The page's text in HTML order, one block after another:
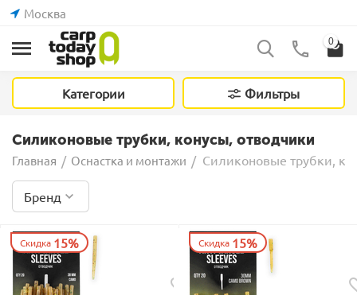
Москва
0
Категории Фильтры
Силиконовые трубки, конусы, отводчики
Главная / Оснастка и монтажи / Силиконовые трубки,
Бренд
Скидка 15% Скидка 15%